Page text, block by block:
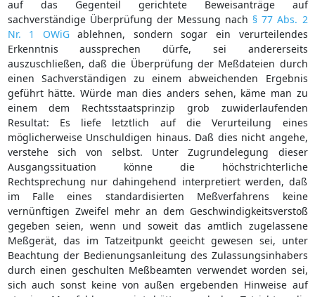
auf das Gegenteil gerichtete Beweisanträge auf
sachverständige Überprüfung der Messung nach § 77 Abs. 2
Nr. 1 OWiGablehnen, sondern sogar ein verurteilendes
Erkenntnis aussprechen dürfe, sei andererseits
auszuschließen, daß die Überprüfung der Meßdateien durch
einen Sachverständigen zu einem abweichenden Ergebnis
geführt hätte. Würde man dies anders sehen, käme man zu
einem dem Rechtsstaatsprinzip grob zuwiderlaufenden
Resultat: Es liefe letztlich auf die Verurteilung eines
möglicherweise Unschuldigen hinaus. Daß dies nicht angehe,
verstehe sich von selbst. Unter Zugrundelegung dieser
Ausgangssituation könne die höchstrichterliche
Rechtsprechung nur dahingehend interpretiert werden, daß
im Falle eines standardisierten Meßverfahrens keine
vernünftigen Zweifel mehr an dem Geschwindigkeitsverstoß
gegeben seien, wenn und soweit das amtlich zugelassene
Meßgerät, das im Tatzeitpunkt geeicht gewesen sei, unter
Beachtung der Bedienungsanleitung des Zulassungsinhabers
durch einen geschulten Meßbeamten verwendet worden sei,
sich auch sonst keine von außen ergebenden Hinweise auf